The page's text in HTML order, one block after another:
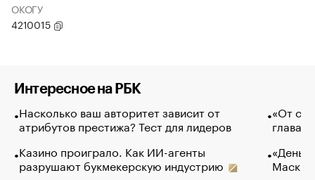
ОКОГУ
4210015
Интересное на РБК
Насколько ваш авторитет зависит от
атрибутов престижа? Тест для лидеров
Казино проиграло. Как ИИ-агенты
разрушают букмекерскую индустрию
«От
глава
Маск в